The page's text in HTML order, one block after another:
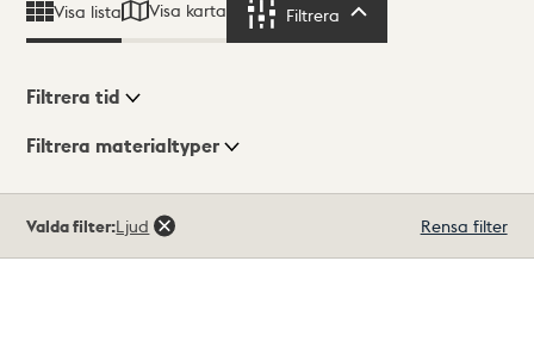
Visa lista Visa karta Filtrera
Visningsläge
Filtrera tid
Filtrera materialtyper
träffar
Valda filter:Ljud Rensa filter